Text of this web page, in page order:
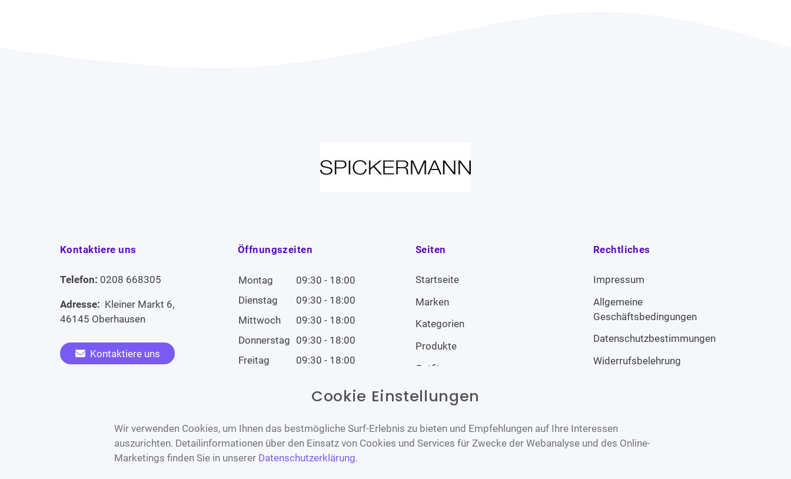
Kontaktiere uns
Telefon: 0208 668305
Adresse: Kleiner Markt 6,
46145 Oberhausen
Kontaktiere uns
Öffnungszeiten
Montag
09:30 - 18:00
Dienstag
09:30 - 18:00
Mittwoch
09:30 - 18:00
Donnerstag 09:30 - 18:00
Freitag
09:30 - 18:00
Geschlossen
Seiten
Startseite
Marken
Kategorien
Produkte
Outfits
Rechtliches
Impressum
Allgemeine
Geschäftsbedingungen
Datenschutzbestimmungen
Widerrufsbelehrung
Cookie Einstellungen
Wir verwenden Cookies, um Ihnen das bestmögliche Surf-Erlebnis zu bieten und Empfehlungen auf Ihre Interessen
auszurichten. Detailinformationen über den Einsatz von Cookies und Services für Zwecke der Webanalyse und des Online-
Marketings finden Sie in unserer Datenschutzerklärung.